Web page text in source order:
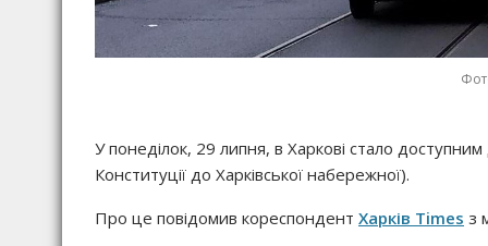
У понеділок, 29 липня, в Харкові стало
Конституції до Харківської набережної).
Про це повідомив кореспондент Харків Times з